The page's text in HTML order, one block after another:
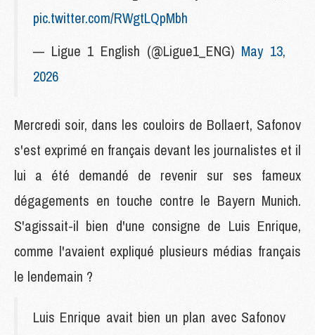
pic.twitter.com/RWgtLQpMbh
— Ligue 1 English (@Ligue1_ENG) May 13,
2026
Mercredi soir, dans les couloirs de Bollaert, Safonov
s'est exprimé en français devant les journalistes et il
lui a été demandé de revenir sur ses fameux
dégagements en touche contre le Bayern Munich.
S'agissait-il bien d'une consigne de Luis Enrique,
comme l'avaient expliqué plusieurs médias français
le lendemain ?
Luis Enrique avait bien un plan avec Safonov